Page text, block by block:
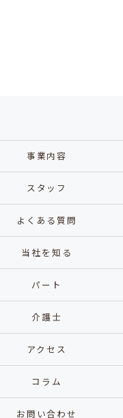
事業内容
スタッフ
よくある質問
当社を知る
パート
介護士
アクセス
コラム
お問い合わせ